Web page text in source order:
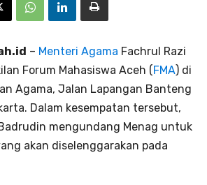
– Menteri Agama Fachrul Razi
Forum Mahasiswa Aceh (FMA) di
Agama, Jalan Lapangan Banteng
Dalam kesempatan tersebut,
mengundang Menag untuk
akan diselenggarakan pada